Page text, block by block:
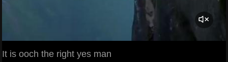
It is ooch the right yes man